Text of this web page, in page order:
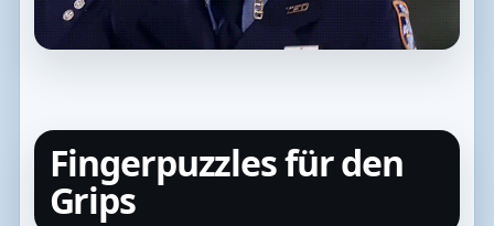
Fingerpuzzles für den
Grips